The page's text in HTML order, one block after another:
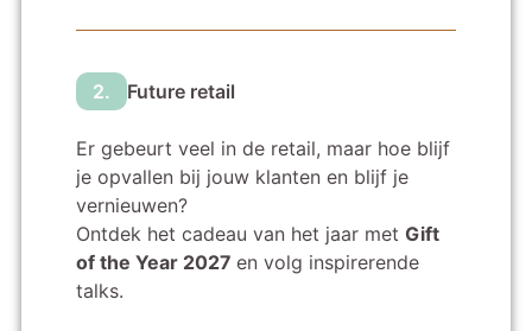
2. Future retail
Er gebeurt veel in de retail, maar hoe blijf
je opvallen bij jouw klanten en blijf je
vernieuwen?
Ontdek het cadeau van het jaar met Gift
of the Year 2027 en volg inspirerende
talks.